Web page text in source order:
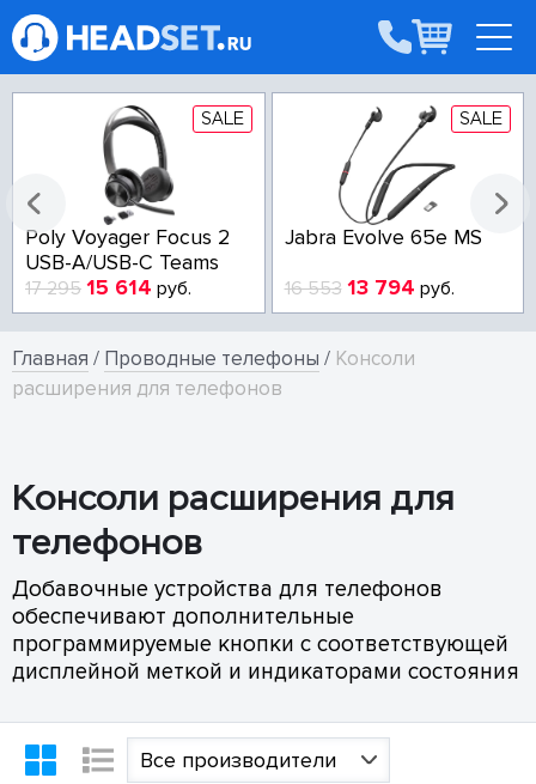
SALE
Poly Voyager Focus 2
USB-A/USB-C Teams
17 295 15 614 руб.
SALE
Jabra Evolve 65e MS
16 553 13 794 руб.
Главная / Проводные телефоны / Консоли
расширения для телефонов
Консоли расширения для
телефонов
Добавочные устройства для телефонов
обеспечивают дополнительные
программируемые кнопки с соответствующей
дисплейной меткой и индикаторами состояния
Все производители